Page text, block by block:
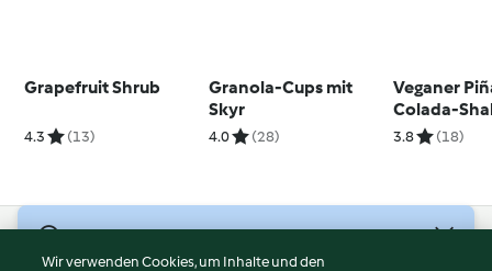
Grapefruit Shrub
4.3 (13)
Granola-Cups mit
Skyr
4.0 (28)
Veganer
Colada-
3.8 (18)
Wir verwenden Cookies, um Inhalte und den